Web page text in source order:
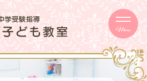
Menu
取り組み